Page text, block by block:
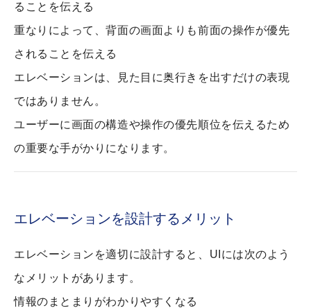
ることを伝える
重なりによって、背面の画面よりも前面の操作が優先
されることを伝える
エレベーションは、見た目に奥行きを出すだけの表現
ではありません。
ユーザーに画面の構造や操作の優先順位を伝えるため
の重要な手がかりになります。
エレベーションを設計するメリット
エレベーションを適切に設計すると、UIには次のよう
なメリットがあります。
情報のまとまりがわかりやすくなる